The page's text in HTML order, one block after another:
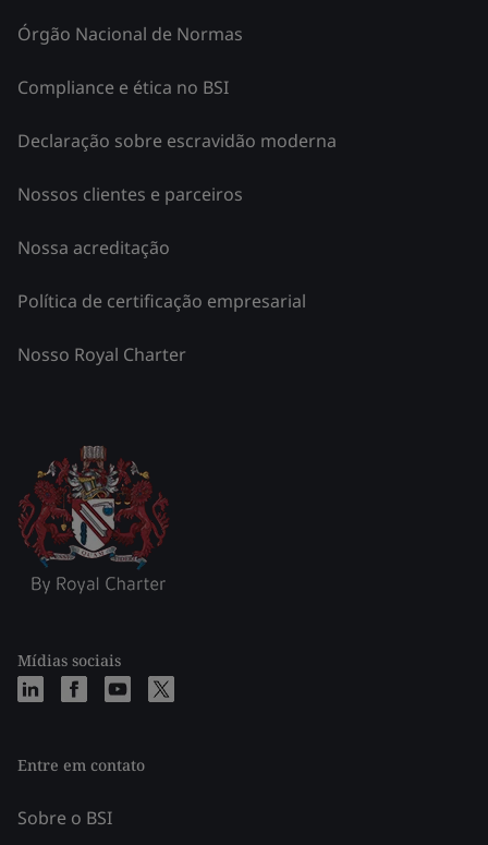
Órgão Nacional de Normas
Compliance e ética no BSI
Declaração sobre escravidão moderna
Nossos clientes e parceiros
Nossa acreditação
Política de certificação empresarial
Nosso Royal Charter
Mídias sociais
Entre em contato
Sobre o BSI